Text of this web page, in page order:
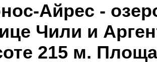
Айрес -
Чили и
215 м.